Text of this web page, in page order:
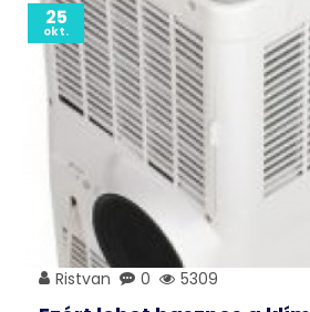
25
okt.
Ristvan 0 5309